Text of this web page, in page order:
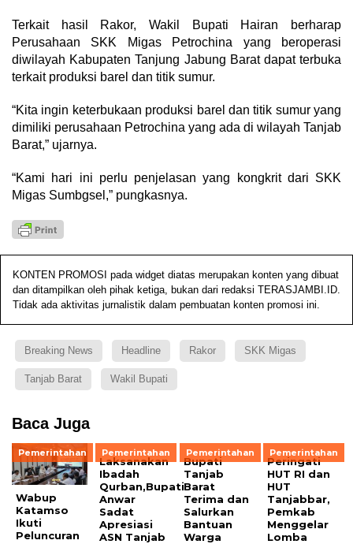
Terkait hasil Rakor, Wakil Bupati Hairan berharap
Perusahaan SKK Migas Petrochina yang beroperasi
diwilayah Kabupaten Tanjung Jabung Barat dapat terbuka
terkait produksi barel dan titik sumur.
“Kita ingin keterbukaan produksi barel dan titik sumur yang
dimiliki perusahaan Petrochina yang ada di wilayah Tanjab
Barat,” ujarnya.
“Kami hari ini perlu penjelasan yang kongkrit dari SKK
Migas Sumbgsel,” pungkasnya.
KONTEN PROMOSI pada widget diatas merupakan konten yang dibuat
dan ditampilkan oleh pihak ketiga, bukan dari redaksi TERASJAMBI.ID.
Tidak ada aktivitas jurnalistik dalam pembuatan konten promosi ini.
Breaking News Headline Rakor SKK Migas
Tanjab Barat Wakil Bupati
Baca Juga
Pemerintahan
Wabup
Katamso
Ikuti
Peluncuran
Pemerintahan
Laksanakan
Ibadah
Qurban,Bupati
Anwar
Sadat
Apresiasi
ASN Tanjab
Pemerintahan
Bupati
Tanjab
Barat
Terima dan
Salurkan
Bantuan
Warga
Pemerintahan
Peringati
HUT RI dan
HUT
Tanjabbar,
Pemkab
Menggelar
Lomba